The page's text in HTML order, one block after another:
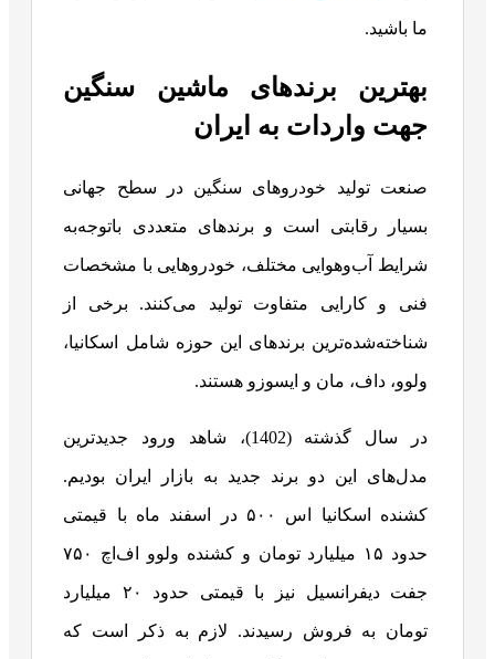
ما باشید.
بهترین برندهای ماشین سنگین
جهت واردات به ایران
صنعت تولید خودروهای سنگین در سطح جهانی
بسیار رقابتی است و برندهای متعددی باتوجه‌به
شرایط آب‌وهوایی مختلف، خودروهایی با مشخصات
فنی و کارایی متفاوت تولید می‌کنند. برخی از
شناخته‌شده‌ترین برندهای این حوزه شامل اسکانیا،
ولوو، داف، مان و ایسوزو هستند.
در سال گذشته (1402)، شاهد ورود جدیدترین
مدل‌های این دو برند جدید به بازار ایران بودیم.
کشنده اسکانیا اس ۵۰۰ در اسفند ماه با قیمتی
حدود ۱۵ میلیارد تومان و کشنده ولوو اف‌اچ ۷۵۰
جفت دیفرانسیل نیز با قیمتی حدود ۲۰ میلیارد
تومان به فروش رسیدند. لازم به ذکر است که